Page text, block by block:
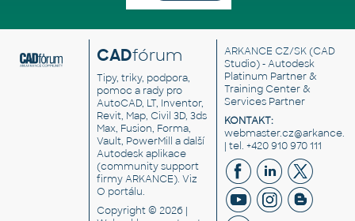
CADfórum
Tipy, triky, podpora,
pomoc a rady pro
AutoCAD, LT, Inventor,
Revit, Map, Civil 3D, 3ds
Max, Fusion, Forma,
Vault, PowerMill a další
Autodesk aplikace
(community support
firmy ARKANCE). Viz
O portálu.
Copyright © 2026 |
ARKANCE CZ/SK(CAD
Studio) - Autodesk
Platinum Partner &
Training Center &
Services Partner
KONTAKT:
| tel. +420 910 970 111